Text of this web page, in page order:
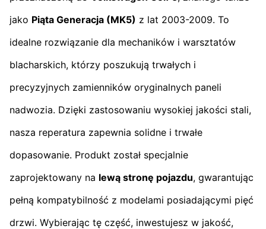
jako Piąta Generacja (MK5) z lat 2003-2009. To
idealne rozwiązanie dla mechaników i warsztatów
blacharskich, którzy poszukują trwałych i
precyzyjnych zamienników oryginalnych paneli
nadwozia. Dzięki zastosowaniu wysokiej jakości stali,
nasza reperatura zapewnia solidne i trwałe
dopasowanie. Produkt został specjalnie
zaprojektowany na lewą stronę pojazdu, gwarantując
pełną kompatybilność z modelami posiadającymi pięć
drzwi. Wybierając tę część, inwestujesz w jakość,